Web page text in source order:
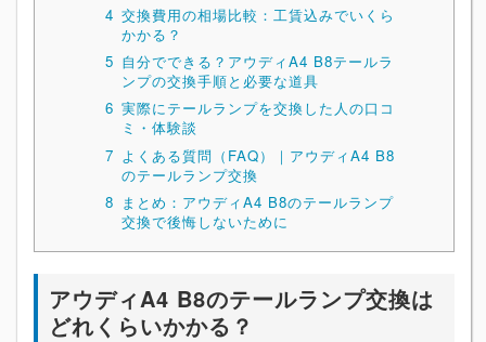
4 交換費用の相場比較：工賃込みでいくら
かかる？
5 自分でできる？アウディA4 B8テールラ
ンプの交換手順と必要な道具
6 実際にテールランプを交換した人の口コ
ミ・体験談
7 よくある質問（FAQ）｜アウディA4 B8
のテールランプ交換
8 まとめ：アウディA4 B8のテールランプ
交換で後悔しないために
アウディA4 B8のテールランプ交換は
どれくらいかかる？